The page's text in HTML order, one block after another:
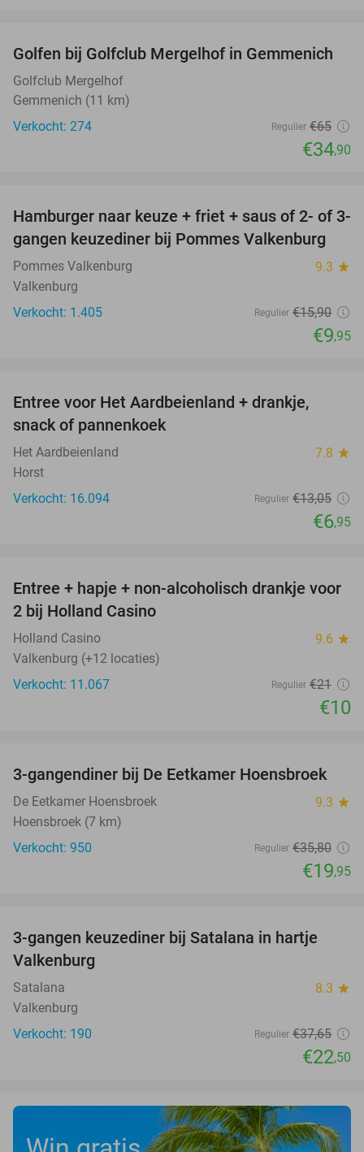
46%
Golfen bij Golfclub Mergelhof in Gemmenich
Golfclub Mergelhof
Gemmenich (11 km)
Verkocht: 274
Regulier €65
€34,90
37%
Hamburger naar keuze + friet + saus of 2- of 3-
gangen keuzediner bij Pommes Valkenburg
Pommes Valkenburg 9.3 star
Valkenburg
Verkocht: 1.405
Regulier €15,90
€9,95
Entree voor Het Aardbeienland + drankje,
snack of pannenkoek
Het Aardbeienland 7.8 star
Horst
Verkocht: 16.094
Regulier €13,05
€6,95
52%
Entree + hapje + non-alcoholisch drankje voor
2 bij Holland Casino
Holland Casino 9.6 star
Valkenburg (+12 locaties)
Verkocht: 11.067
Regulier €21
€10
44%
3-gangendiner bij De Eetkamer Hoensbroek
De Eetkamer Hoensbroek 9.3 star
Hoensbroek (7 km)
Verkocht: 950
Regulier €35,80
€19,95
40%
3-gangen keuzediner bij Satalana in hartje
Valkenburg
Satalana 8.3 star
Valkenburg
Verkocht: 190
Regulier €37,65
€22,50